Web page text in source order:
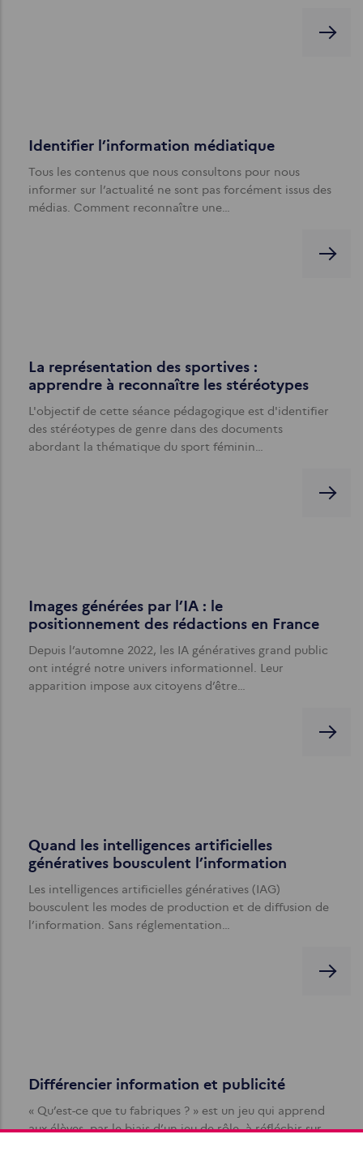
Identifier l’information médiatique
Tous les contenus que nous consultons pour nous
informer sur l’actualité ne sont pas forcément issus des
médias. Comment reconnaître une…
La représentation des sportives :
apprendre à reconnaître les stéréotypes
L'objectif de cette séance pédagogique est d'identifier
des stéréotypes de genre dans des documents
abordant la thématique du sport féminin…
Images générées par l’IA : le
positionnement des rédactions en France
Depuis l’automne 2022, les IA génératives grand public
ont intégré notre univers informationnel. Leur
apparition impose aux citoyens d’être…
Quand les intelligences artificielles
génératives bousculent l’information
Les intelligences artificielles génératives (IAG)
bousculent les modes de production et de diffusion de
l’information. Sans réglementation…
Différencier information et publicité
« Qu’est-ce que tu fabriques ? » est un jeu qui apprend
aux élèves, par le biais d’un jeu de rôle, à réfléchir sur